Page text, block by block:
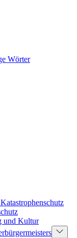
Wörter
und Kultur